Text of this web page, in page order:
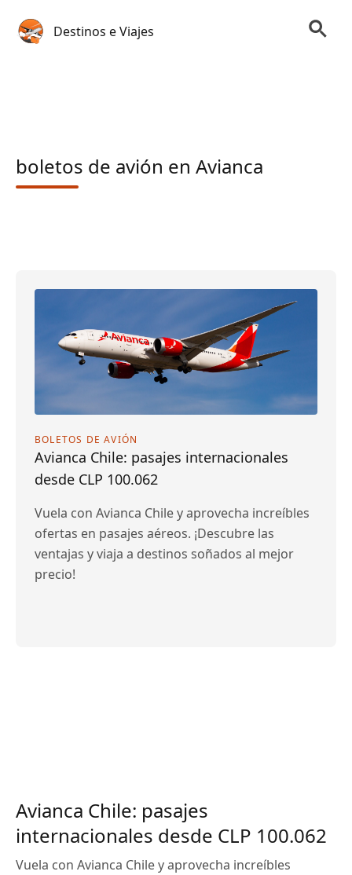
Destinos e Viajes
boletos de avión en Avianca
BOLETOS DE AVIÓN
Avianca Chile: pasajes internacionales
desde CLP 100.062
Vuela con Avianca Chile y aprovecha increíbles
ofertas en pasajes aéreos. ¡Descubre las
ventajas y viaja a destinos soñados al mejor
precio!
Avianca Chile: pasajes
internacionales desde CLP 100.062
Vuela con Avianca Chile y aprovecha increíbles